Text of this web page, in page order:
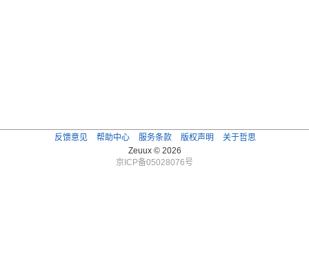
反馈意见 帮助中心 服务条款 版权声明
关于哲思
Zeuux © 2026
京ICP备05028076号